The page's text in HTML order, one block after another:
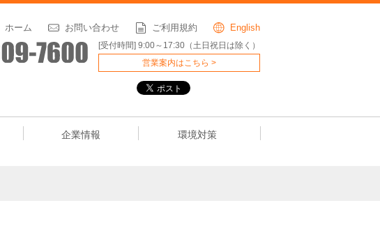
ホーム お問い合わせ ご利用規約 English
[受付時間] 9:00～17:30（土日祝日は除く）
営業案内はこちら >
企業情報 環境対策